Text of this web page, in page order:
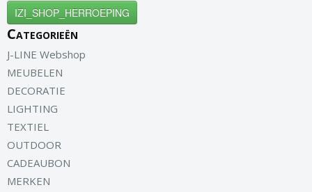
IZI_SHOP_HERROEPING
Categorieën
J-LINE Webshop
MEUBELEN
DECORATIE
LIGHTING
TEXTIEL
OUTDOOR
CADEAUBON
MERKEN